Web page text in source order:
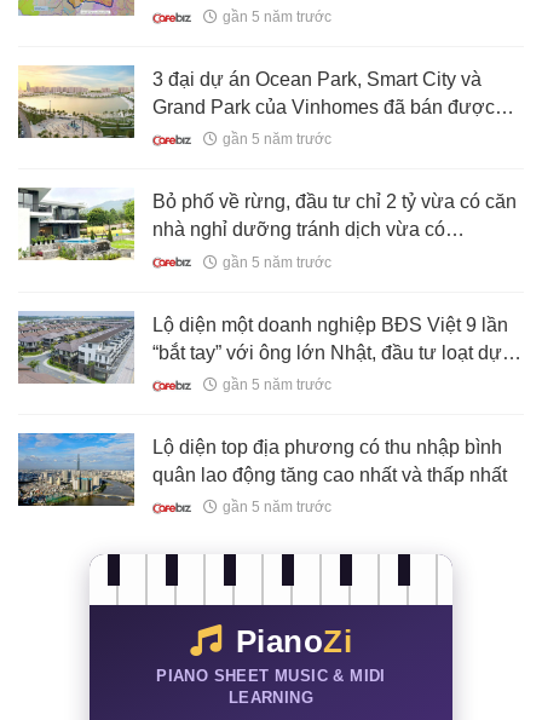
gì?
gần 5 năm trước
3 đại dự án Ocean Park, Smart City và
Grand Park của Vinhomes đã bán được
đến đâu?gần 5 năm trước
Bỏ phố về rừng, đầu tư chỉ 2 tỷ vừa có căn
nhà nghỉ dưỡng tránh dịch vừa có
homestay cho thuê
gần 5 năm trước
Lộ diện một doanh nghiệp BĐS Việt 9 lần
“bắt tay” với ông lớn Nhật, đầu tư loạt dự
án tại thị trường phía Nam
gần 5 năm trước
Lộ diện top địa phương có thu nhập bình
quân lao động tăng cao nhất và thấp nhất
gần 5 năm trước
PianoZi
PIANO SHEET MUSIC & MIDI
LEARNING